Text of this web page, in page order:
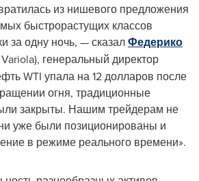
из нишевого предложения
быстрорастущих классов
за одну ночь, — сказалФедерико
генеральный директор
WTI упала на 12 долларов после
огня, традиционные
закрыты. Нашим трейдерам не
уже были позиционированы и
в режиме реального времени».